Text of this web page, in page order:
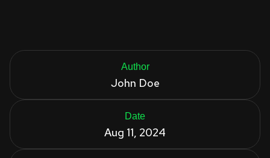
Author
John Doe
Date
Aug 11, 2024